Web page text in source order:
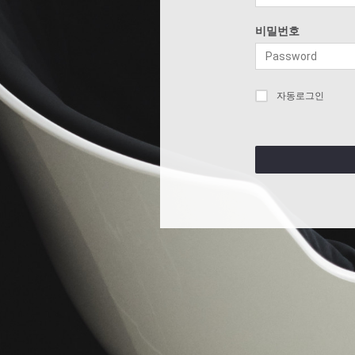
비밀번호
자동로그인